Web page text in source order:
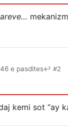
e pasdites↩ #2
kemi sot “ay